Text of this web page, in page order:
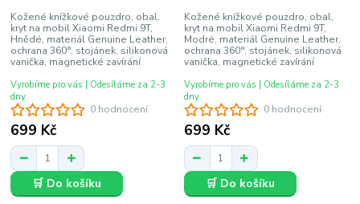
0 hodnocení
Kožené knížkové pouzdro, obal,
kryt na mobil Xiaomi Redmi 9T,
Hnědé, materiál Genuine Leather,
ochrana 360°, stojánek, silikonová
vanička, magnetické zavírání
699 Kč
Vyrobíme pro vás | Odesíláme za 2-3
dny
🛒 Do košíku
0 hodnocení
Kožené knížkové pouzdro, obal,
kryt na mobil Xiaomi Redmi 9T,
Modré, materiál Genuine Leather,
ochrana 360°, stojánek, silikonová
vanička, magnetické zavírání
699 Kč
Vyrobíme pro vás | Odesíláme za 2-3
dny
🛒 Do košíku